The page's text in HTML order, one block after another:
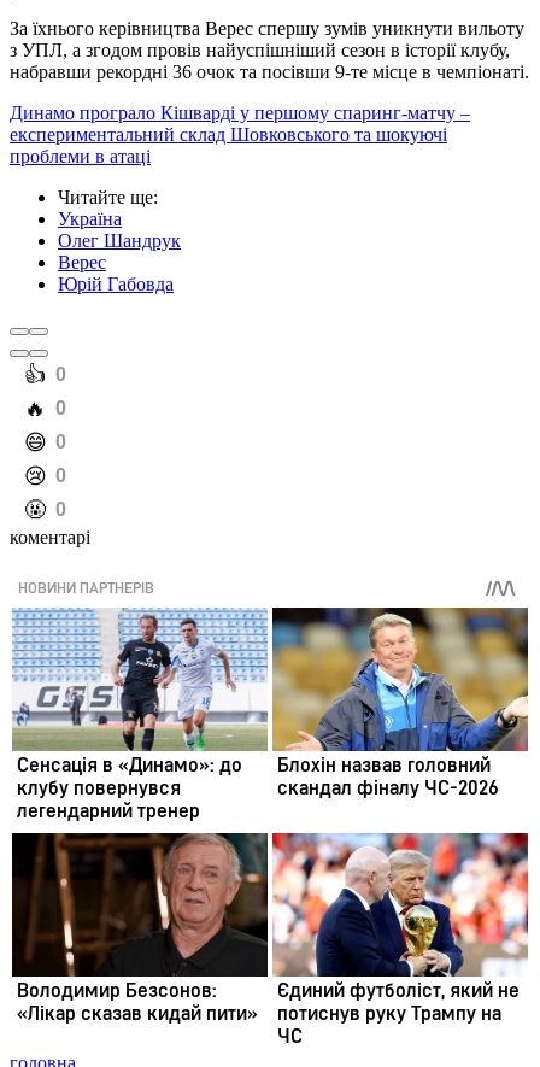
За їхнього керівництва Верес спершу зумів уникнути вильоту
з УПЛ, а згодом провів найуспішніший сезон в історії клубу,
набравши рекордні 36 очок та посівши 9-те місце в чемпіонаті.
Динамо програло Кішварді у першому спаринг-матчу –
експериментальний склад Шовковського та шокуючі
проблеми в атаці
Читайте ще:
Україна
Олег Шандрук
Верес
Юрій Габовда
️👍 0
️🔥 0
️😄 0
️😢 0
️🤬 0
коментарі
головна